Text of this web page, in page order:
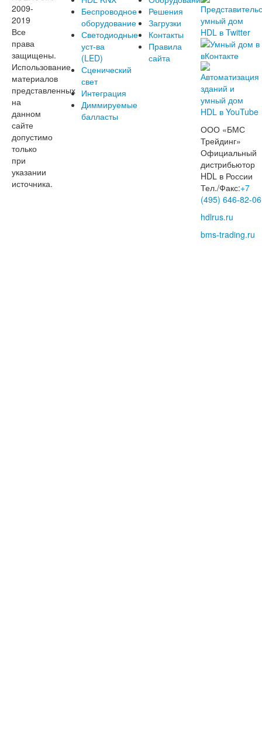
2009-
2019
Все
права
защищены.
Использование
материалов
представленных
на
данном
сайте
допустимо
только
при
указании
источника.
Беспроводное
оборудование
Светодиодные
уст-ва
(LED)
Сценический
свет
Интеграция
Диммируемые
балласты
Решения
Загрузки
Контакты
Правила
сайта
ООО «БМС
Трейдинг»
Официальный
дистрибьютор
HDL в России
Тел./Факс:+7
(495) 646-82-06
hdlrus.ru
bms-trading.ru